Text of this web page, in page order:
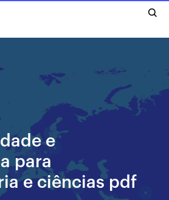
e
para
e ciências pdf